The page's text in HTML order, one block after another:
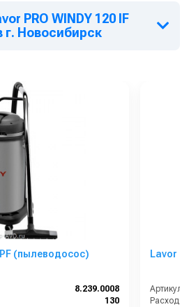
PRO WINDY 120 IF
Новосибирск
PF (пылеводосос)
8.239.0008
130
Lavor
Артикул:
Расход